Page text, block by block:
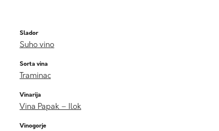
Slador
Suho vino
Sorta vina
Traminac
Vinarija
Vina Papak – Ilok
Vinogorje